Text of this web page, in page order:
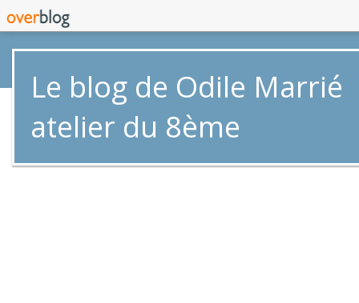
Le blog de Odile Marrié
atelier du 8ème